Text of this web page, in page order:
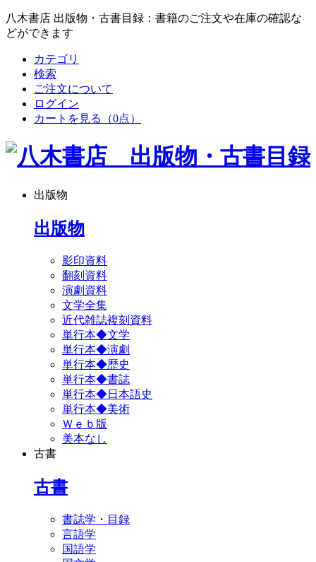
八木書店 出版物・古書目録：書籍のご注文や在庫の確認な
どができます
カテゴリ
検索
ご注文について
ログイン
カートを見る
（0点）
出版物
出版物
影印資料
翻刻資料
演劇資料
文学全集
近代雑誌複刻資料
単行本◆文学
単行本◆演劇
単行本◆歴史
単行本◆書誌
単行本◆日本語史
単行本◆美術
Ｗｅｂ版
美本なし
古書
古書
書誌学・目録
言語学
国語学